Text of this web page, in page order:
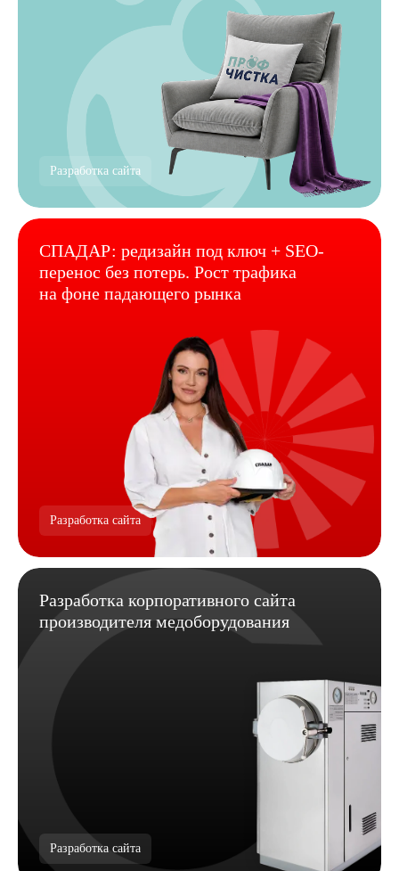
Разработка сайта
СПАДАР: редизайн под ключ + SEO-
перенос без потерь. Рост трафика
на фоне падающего рынка
Разработка сайта
Разработка корпоративного сайта
производителя медоборудования
Разработка сайта